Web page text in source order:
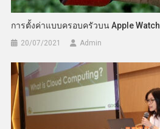
การตั้งค่าแบบครอบครัวบน Apple Watch
20/07/2021 Admin